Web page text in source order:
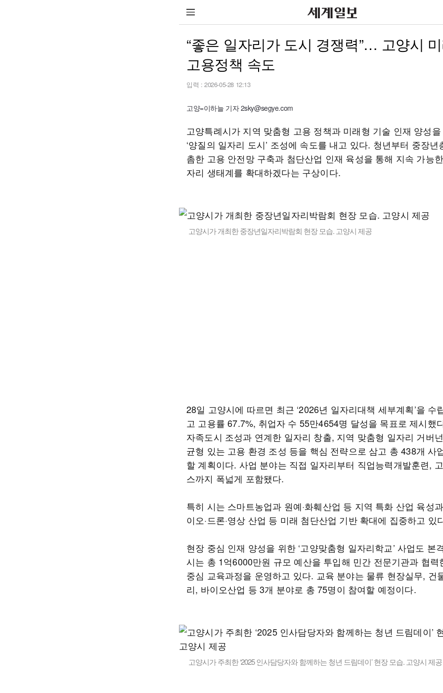
“좋은 일자리가 도시 경쟁력”… 고양시
고용정책 속도
입력 : 2026-05-28 12:13
고양=이하늘 기자 2sky@segye.com
고양특례시가 지역 맞춤형 고용 정책과 미래형 기술 인재 양성을
‘양질의 일자리 도시’ 조성에 속도를 내고 있다. 청년부터 중장년
촘한 고용 안전망 구축과 첨단산업 인재 육성을 통해 지속 가능
자리 생태계를 확대하겠다는 구상이다.
고양시가 개최한 중장년일자리박람회 현장 모습. 고양시 제공
28일 고양시에 따르면 최근 ‘2026년 일자리대책 세부계획’을 수
고 고용률 67.7%, 취업자 수 55만4654명 달성을 목표로 제시했
자족도시 조성과 연계한 일자리 창출, 지역 맞춤형 일자리 거버
균형 있는 고용 환경 조성 등을 핵심 전략으로 삼고 총 438개 사
할 계획이다. 사업 분야는 직접 일자리부터 직업능력개발훈련,
스까지 폭넓게 포함됐다.
특히 시는 스마트농업과 원예·화훼산업 등 지역 특화 산업 육성
이오·드론·영상 산업 등 미래 첨단산업 기반 확대에 집중하고 있
현장 중심 인재 양성을 위한 ‘고양맞춤형 일자리학교’ 사업도 본
시는 총 1억6000만원 규모 예산을 투입해 민간 전문기관과 협력
중심 교육과정을 운영하고 있다. 교육 분야는 물류 현장실무, 건
리, 바이오산업 등 3개 분야로 총 75명이 참여할 예정이다.
고양시가 주최한 ‘2025 인사담당자와 함께하는 청년 드림데이’ 현장 모습. 고양시 제공